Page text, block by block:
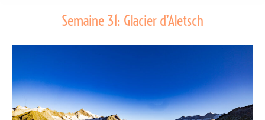
Semaine 31: Glacier d’Aletsch